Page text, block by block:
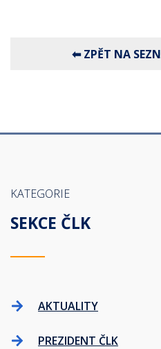
KATEGORIE
SEKCE ČLK
AKTUALITY
PREZIDENT ČLK